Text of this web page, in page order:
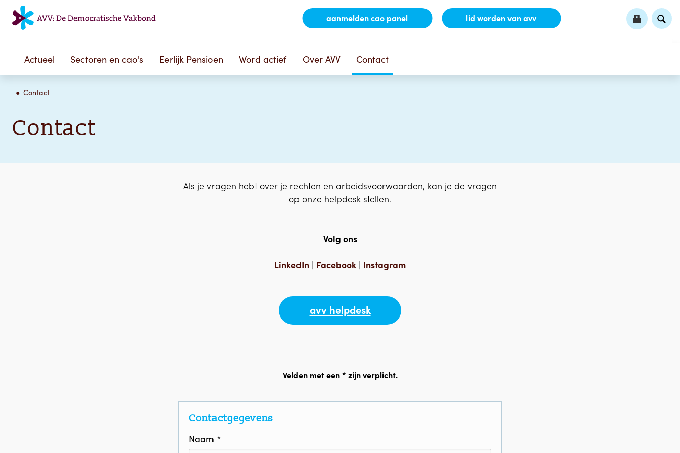
aanmelden cao panel lid worden van avv
Actueel Sectoren en cao's Eerlijk Pensioen Word actief Over AVV Contact
Contact
Contact
Als je vragen hebt over je rechten en arbeidsvoorwaarden, kan je de vragen
op onze helpdesk stellen.
Volg ons
LinkedIn | Facebook | Instagram
avv helpdesk
Velden met een * zijn verplicht.
Contactgegevens
Naam *